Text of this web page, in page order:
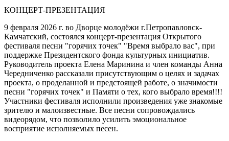
КОНЦЕРТ-ПРЕЗЕНТАЦИЯ
9 февраля 2026 г. во Дворце молодёжи г.Петропавловск-
Камчатский, состоялся концерт-презентация Открытого
фестиваля песни "горячих точек" "Время выбрало вас", при
поддержке Президентского фонда культурных инициатив.
Руководитель проекта Елена Маринина и член команды Анна
Чередниченко рассказали присутствующим о целях и задачах
проекта, о проделанной и предстоящей работе, о значимости
песни "горячих точек" и Памяти о тех, кого выбрало время!!!!
Участники фестиваля исполнили произведения уже знакомые
зрителю и малоизвестные. Все песни сопровождались
видеорядом, что позволило усилить эмоциональное
восприятие исполняемых песен.